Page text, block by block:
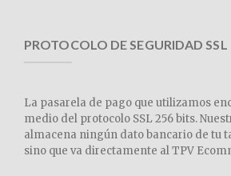
PROTOCOLO DE SEGURIDAD SSL
La pasarela de pago que utilizamos
medio del protocolo SSL 256 bits.
almacena ningún dato bancario de tu
sino que va directamente al TPV